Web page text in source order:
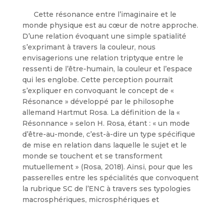
Cette résonance entre l’imaginaire et le
monde physique est au cœur de notre approche.
D’une relation évoquant une simple spatialité
s’exprimant à travers la couleur, nous
envisagerions une relation triptyque entre le
ressenti de l’être-humain, la couleur et l’espace
qui les englobe. Cette perception pourrait
s’expliquer en convoquant le concept de «
Résonance » développé par le philosophe
allemand Hartmut Rosa. La définition de la «
Résonnance » selon H. Rosa, étant : « un mode
d’être-au-monde, c’est-à-dire un type spécifique
de mise en relation dans laquelle le sujet et le
monde se touchent et se transforment
mutuellement » (Rosa, 2018). Ainsi, pour que les
passerelles entre les spécialités que convoquent
la rubrique SC de l’ENC à travers ses typologies
macrosphériques, microsphériques et